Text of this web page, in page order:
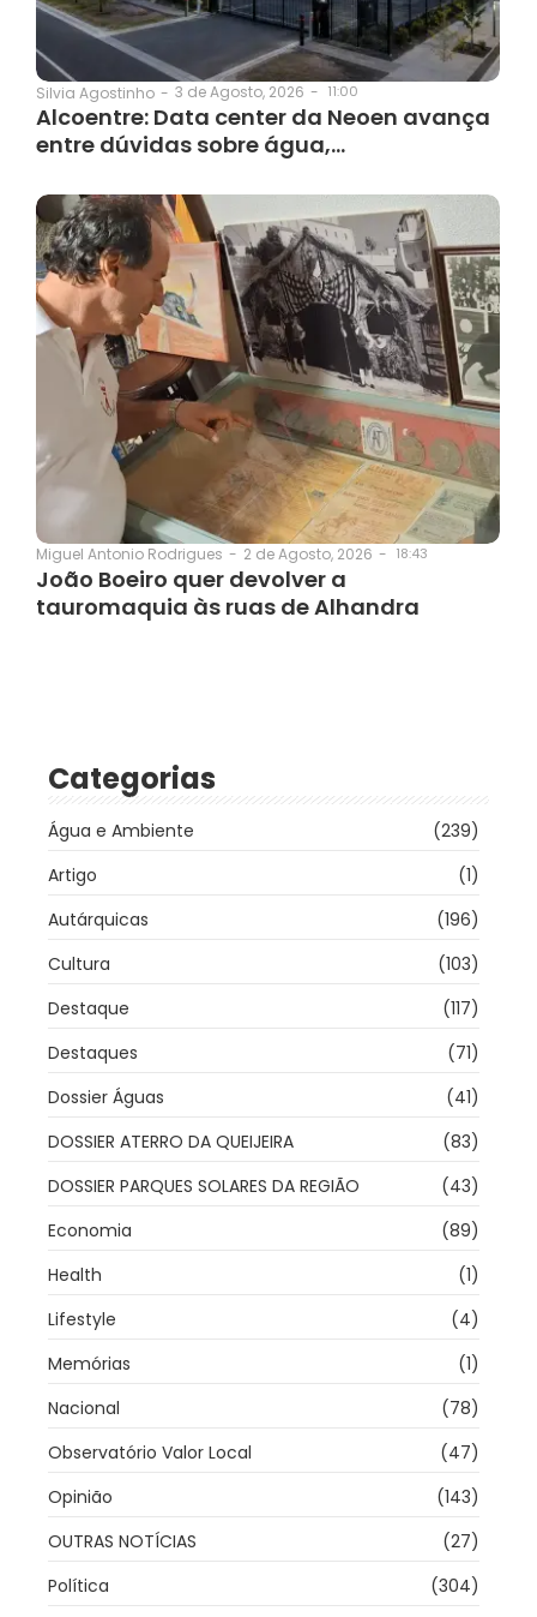
Silvia Agostinho - 3 de Agosto, 2026 - 11:00
Alcoentre: Data center da Neoen avança
entre dúvidas sobre água,…
Miguel Antonio Rodrigues - 2 de Agosto, 2026 - 18:43
João Boeiro quer devolver a
tauromaquia às ruas de Alhandra
Categorias
Água e Ambiente
(239)
Artigo
(1)
Autárquicas
(196)
Cultura
(103)
Destaque
(117)
Destaques
(71)
Dossier Águas
(41)
DOSSIER ATERRO DA QUEIJEIRA
(83)
DOSSIER PARQUES SOLARES DA REGIÃO
(43)
Economia
(89)
Health
(1)
Lifestyle
(4)
Memórias
(1)
Nacional
(78)
Observatório Valor Local
(47)
Opinião
(143)
OUTRAS NOTÍCIAS
(27)
Política
(304)